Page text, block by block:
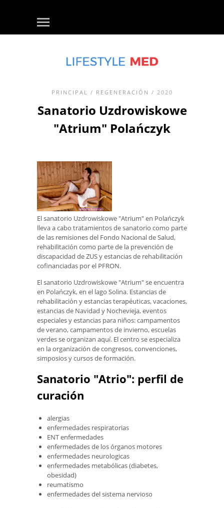
PRINCIPAL / REGENERACIÓN / 2020
Sanatorio Uzdrowiskowe
"Atrium" Polańczyk
El sanatorio Uzdrowiskowe "Atrium" en Polańczyk
lleva a cabo tratamientos de sanatorio como parte
de las remisiones del Fondo Nacional de Salud,
rehabilitación como parte de la prevención de
discapacidad de ZUS y estancias de rehabilitación
cofinanciadas por el PFRON.
El sanatorio Uzdrowiskowe "Atrium" se encuentra
en Polańczyk, en el lago Solina. Estancias de
rehabilitación y estancias terapéuticas, vacaciones,
estancias de Navidad y Nochevieja, eventos
especiales y estancias para niños: campamentos
de verano, campamentos de invierno, escuelas
verdes se organizan aquí. El centro se especializa
en la organización de congresos, convenciones,
simposios y cursos de formación.
Sanatorio "Atrio": perfil de
curación
alergias
enfermedades respiratorias
ENT enfermedades
enfermedades de los órganos motores
enfermedades neurologicas
enfermedades metabólicas (diabetes,
obesidad)
reumatismo
enfermedades del sistema nervioso